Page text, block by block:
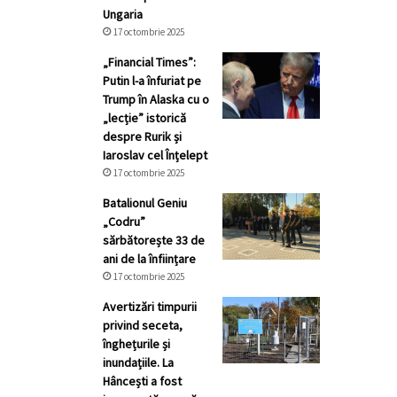
Ungaria
17 octombrie 2025
„Financial Times”:
Putin l-a înfuriat pe
Trump în Alaska cu o
„lecție” istorică
despre Rurik și
Iaroslav cel Înțelept
17 octombrie 2025
Batalionul Geniu
„Codru”
sărbătorește 33 de
ani de la înființare
17 octombrie 2025
Avertizări timpurii
privind seceta,
înghețurile și
inundațiile. La
Hâncești a fost